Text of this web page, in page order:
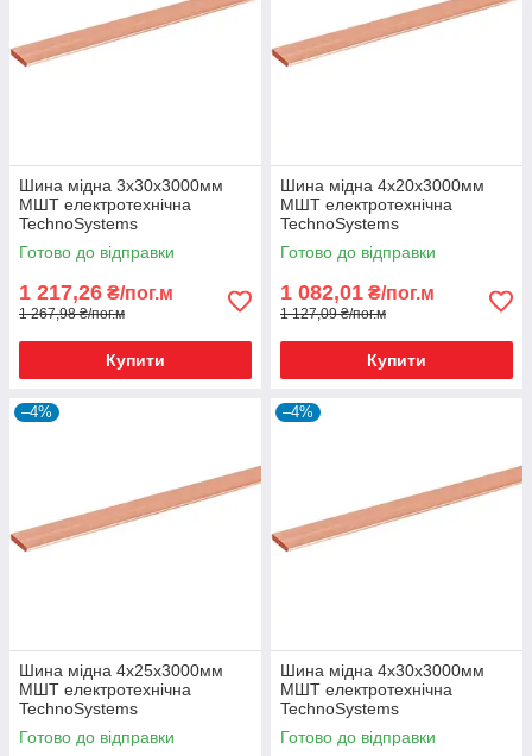
Шина мідна 3х30х3000мм
МШТ електротехнічна
TechnoSystems
Готово до відправки
1 217,26 ₴/пог.м
1 267,98 ₴/пог.м
Купити
Шина мідна 4х20х3000мм
МШТ електротехнічна
TechnoSystems
Готово до відправки
1 082,01 ₴/пог.м
1 127,09 ₴/пог.м
Купити
–4%
Шина мідна 4х25х3000мм
МШТ електротехнічна
TechnoSystems
Готово до відправки
–4%
Шина мідна 4х30х3000мм
МШТ електротехнічна
TechnoSystems
Готово до відправки